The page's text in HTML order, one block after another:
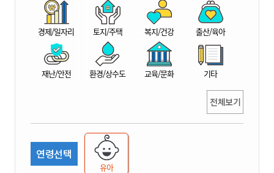
산
경제/일자리 토지/주택 복지/건강 출산/육아
재난/안전 환경/상수도 교육/문화 기타
전체보기
연령선택
유아